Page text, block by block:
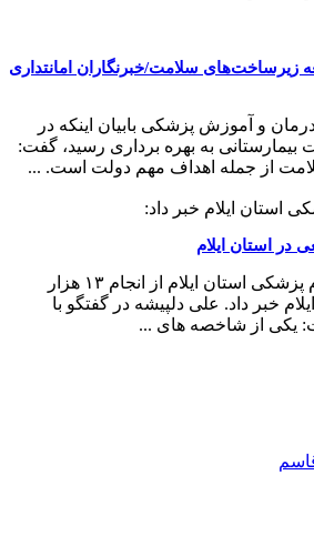
سلامت/خبرنگاران امانتداری
و آموزش پزشکی بابیان اینکه در
۲۴هزار تخت بیمارستانی به بهره برداری رسید، گفت:
از جمله اهداف مهم دولت است. ...
استان ایلام خبر داد:
ایلام-رئیس دانشگاه علوم پزشکی استان ایلام از انجام ۱۳ هزار
خبر داد. علی دلپیشه در گفتگو با
یکی از شاخصه های ...